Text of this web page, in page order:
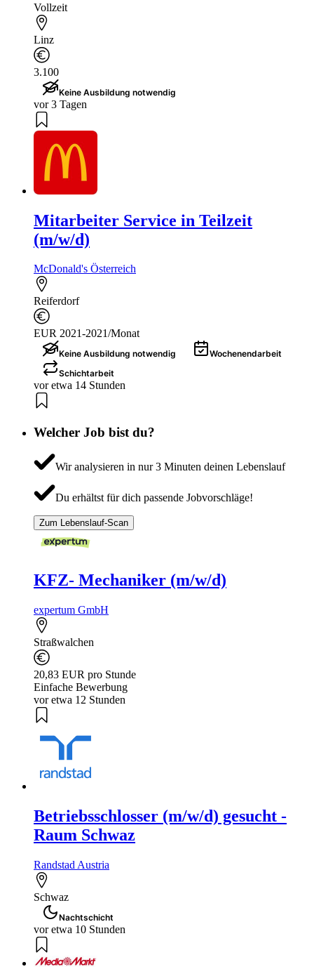
Vollzeit
Linz
3.100
Keine Ausbildung notwendig
vor 3 Tagen
Mitarbeiter Service in Teilzeit
(m/w/d)
McDonald's Österreich
Reiferdorf
EUR 2021-2021/Monat
Keine Ausbildung notwendig
Wochenendarbeit
Schichtarbeit
vor etwa 14 Stunden
Welcher Job bist du?
Wir analysieren in nur 3 Minuten deinen Lebenslauf
Du erhältst für dich passende Jobvorschläge!
Zum Lebenslauf-Scan
KFZ- Mechaniker (m/w/d)
expertum GmbH
Straßwalchen
20,83 EUR pro Stunde
Einfache Bewerbung
vor etwa 12 Stunden
Betriebsschlosser (m/w/d) gesucht -
Raum Schwaz
Randstad Austria
Schwaz
Nachtschicht
vor etwa 10 Stunden